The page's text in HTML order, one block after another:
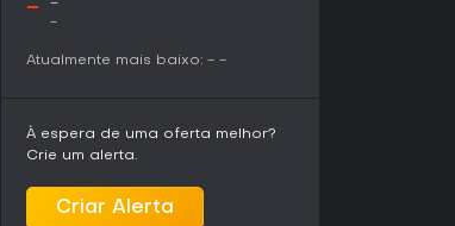
Runner e Endless Moto Mode
e desafios de resistência.
correções e a adição do
para quem retorna. O título é
- -
-
Atualmente mais baixo: - -
À espera de uma oferta melhor?
Crie um alerta.
Criar Alerta